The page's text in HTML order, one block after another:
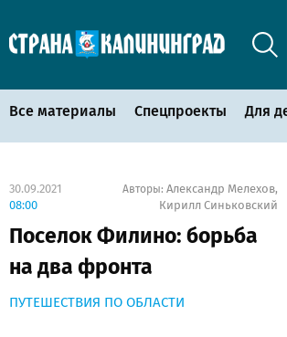
Все материалы Спецпроекты Для
30.09.2021
08:00
Авторы: Александр Мелехов,
Кирилл Синьковский
Поселок Филино: борьба
на два фронта
ПУТЕШЕСТВИЯ ПО ОБЛАСТИ